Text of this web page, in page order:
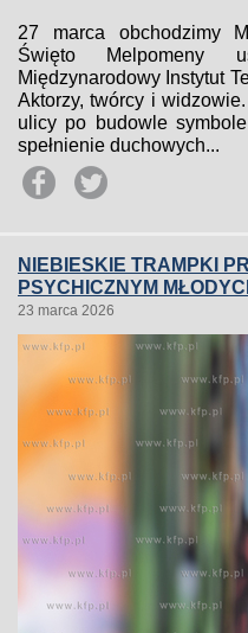
27 marca obchodzimy
Święto Melpomeny
Międzynarodowy Instytut
Aktorzy, twórcy i
ulicy po budowle
spełnienie duchowych...
NIEBIESKIE TRAMPKI
PSYCHICZNYM
23 marca 2026